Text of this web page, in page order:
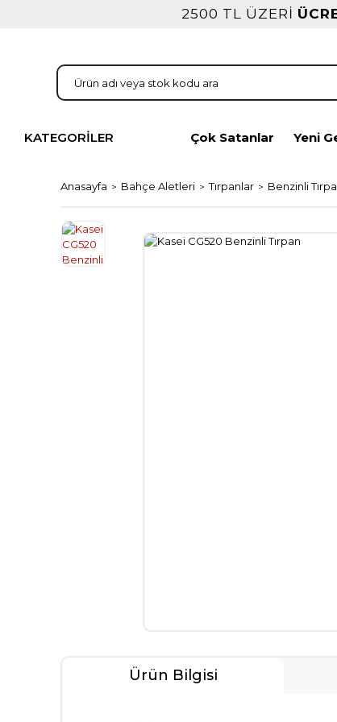
2500 TL ÜZERİ
KATEGORİLER Çok Satanlar Yeni
Anasayfa Bahçe Aletleri Tırpanlar Benzinli
Ürün Bilgisi